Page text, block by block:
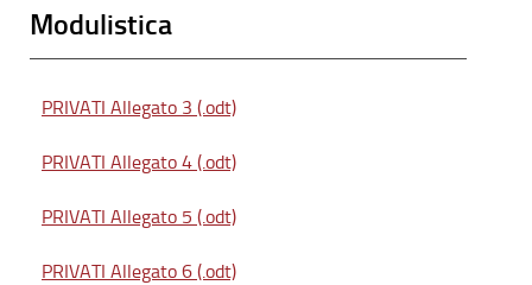
Modulistica
PRIVATI Allegato 3 (.odt)
PRIVATI Allegato 4 (.odt)
PRIVATI Allegato 5 (.odt)
PRIVATI Allegato 6 (.odt)